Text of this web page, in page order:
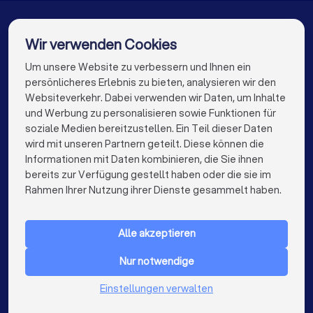
Trockenbauer in Korschenbroich
Trockenbauer in Berlin
Trockenbauer in Hamburg
Trockenbauer in München
Trockenbauer in Köln
Trockenbauer in Frankfurt am Main
Trockenbauer in Stuttgart
Trockenbauer in Düsseldorf
Trockenbauer in Bremen
Trockenbauer in Nürnberg
Trockenbauer in Dresden
Trockenbauer in Hannover
Trockenbauer in Leipzig
Die besten Trockenbauer für Sie
info@trustlocal.de
FÜR PRIVATPERSONEN
Niederlande
Wir verwenden Cookies
Um unsere Website zu verbessern und Ihnen ein
persönlicheres Erlebnis zu bieten, analysieren wir den
Websiteverkehr. Dabei verwenden wir Daten, um Inhalte
und Werbung zu personalisieren sowie Funktionen für
soziale Medien bereitzustellen. Ein Teil dieser Daten
wird mit unseren Partnern geteilt. Diese können die
Informationen mit Daten kombinieren, die Sie ihnen
bereits zur Verfügung gestellt haben oder die sie im
Rahmen Ihrer Nutzung ihrer Dienste gesammelt haben.
Alle akzeptieren
Nur notwendige
Einstellungen verwalten